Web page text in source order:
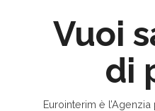
Vuoi
di
Eurointerim è